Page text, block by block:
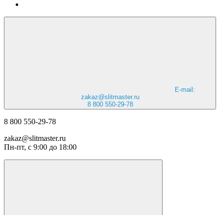
E-mail:
zakaz@slitmaster.ru
8 800 550-29-78
8 800 550-29-78
zakaz@slitmaster.ru
Пн-пт, с 9:00 до 18:00